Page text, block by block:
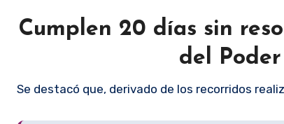
Cumplen 20 días sin
del
Se destacó que, derivado de los recorridos